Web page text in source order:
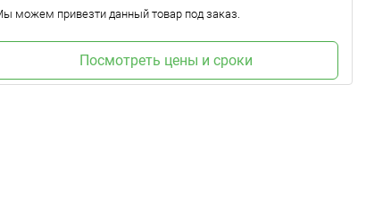
можем привезти данный товар под заказ.
Посмотреть цены и сроки